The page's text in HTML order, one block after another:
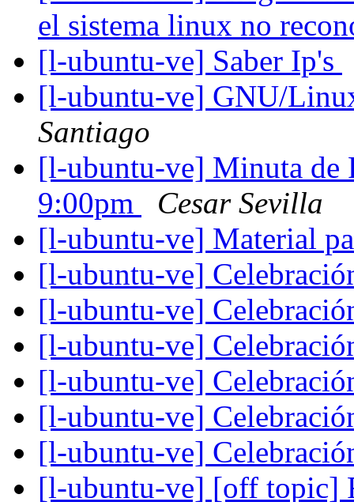
el sistema linux no
[l-ubuntu-ve] Saber Ip's
[l-ubuntu-ve] GNU/
Santiago
[l-ubuntu-ve] Minuta de
9:00pm
Cesar Sevilla
[l-ubuntu-ve] Material
[l-ubuntu-ve]
[l-ubuntu-ve]
[l-ubuntu-ve]
[l-ubuntu-ve]
[l-ubuntu-ve]
[l-ubuntu-ve]
[l-ubuntu-ve] [off topic]